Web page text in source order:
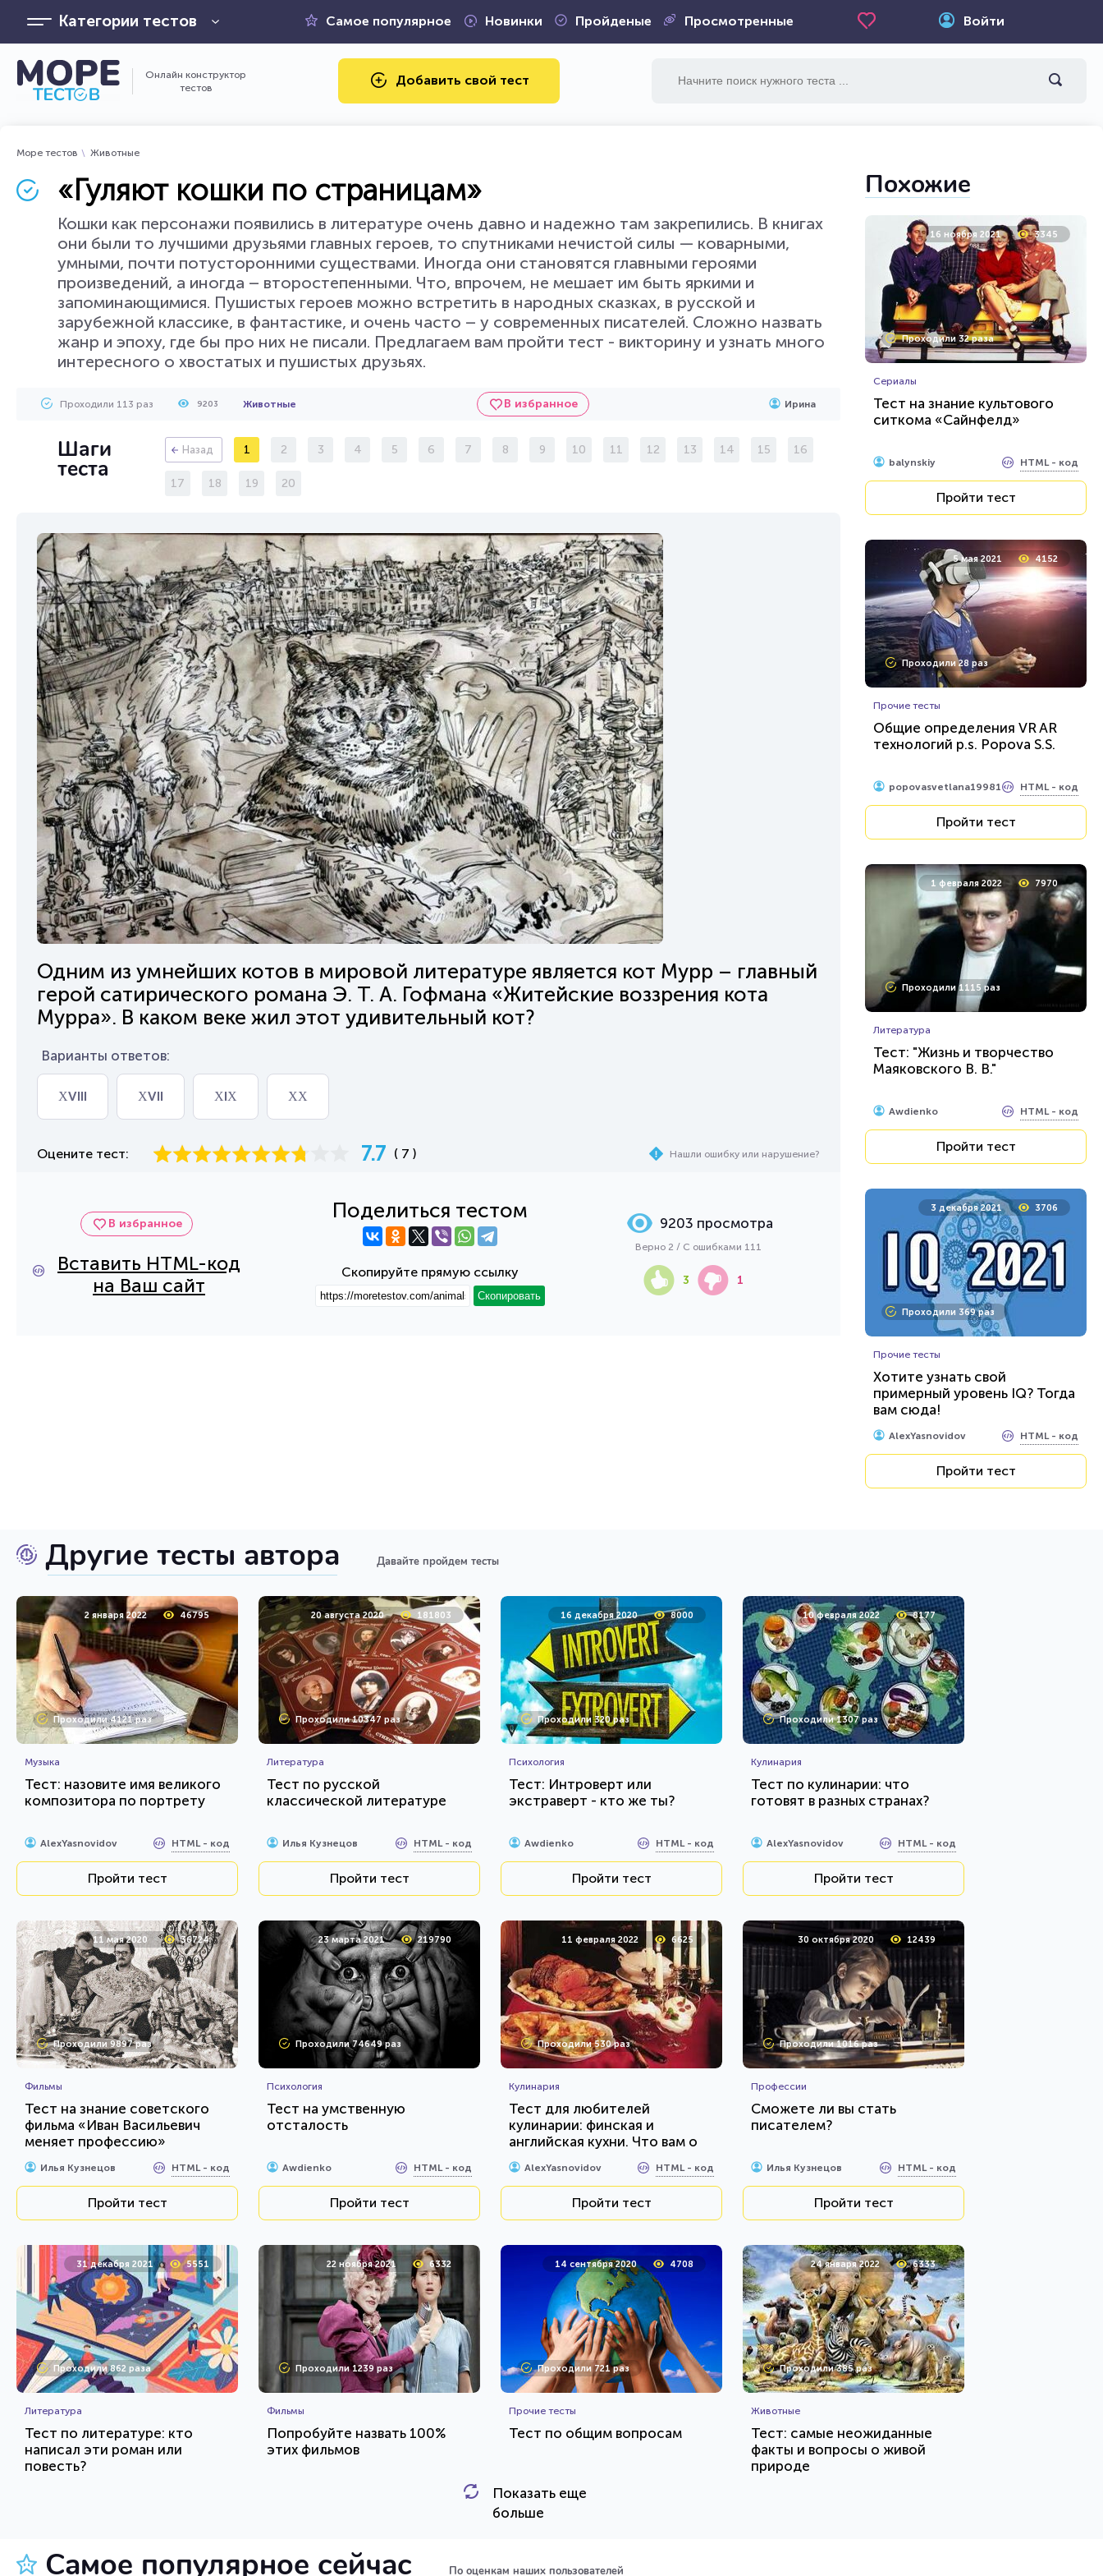
Категории тестов Самое популярное Новинки Пройденые Просмотренные Войти
Онлайн конструктор
тестов
Добавить свой тест
Море тестов Животные
«Гуляют кошки по страницам»
Кошки как персонажи появились в литературе очень давно и надежно там закрепились. В книгах
они были то лучшими друзьями главных героев, то спутниками нечистой силы — коварными,
умными, почти потусторонними существами. Иногда они становятся главными героями
произведений, а иногда – второстепенными. Что, впрочем, не мешает им быть яркими и
запоминающимися. Пушистых героев можно встретить в народных сказках, в русской и
зарубежной классике, в фантастике, и очень часто – у современных писателей. Сложно назвать
жанр и эпоху, где бы про них не писали. Предлагаем вам пройти тест - викторину и узнать много
интересного о хвостатых и пушистых друзьях.
Проходили 113 раз 9203 Животные В избранное Ирина
Шаги
теста
Назад 1 2 3 4 5 6 7 8 9 10 11 12 13 14 15 16
17 18 19 20
Одним из умнейших котов в мировой литературе является кот Мурр – главный
герой сатирического романа Э. Т. А. Гофмана «Житейские воззрения кота
Мурра». В каком веке жил этот удивительный кот?
Варианты ответов:
ΧVІІІ ΧVІІ ΧІΧ ΧΧ
Оцените тест: 7.7 ( 7 ) Нашли ошибку или нарушение?
В избранное
Вставить HTML-код
на Ваш сайт
Поделиться тестом
Скопируйте прямую ссылку
Скопировать
9203 просмотра
Верно 2 / С ошибками 111
3 1
Похожие
16 ноября 2021 3345
Проходили 32 раза
Сериалы
Тест на знание культового
ситкома «Сайнфелд»
balynskiy HTML - код
Пройти тест
5 мая 2021 4152
Проходили 28 раз
Прочие тесты
Общие определения VR AR
технологий p.s. Popova S.S.
popovasvetlana19981 HTML - код
Пройти тест
1 февраля 2022 7970
Проходили 1115 раз
Литература
Тест: "Жизнь и творчество
Маяковского В. В."
Awdienko HTML - код
Пройти тест
3 декабря 2021 3706
Проходили 369 раз
Прочие тесты
Хотите узнать свой
примерный уровень IQ? Тогда
вам сюда!
AlexYasnovidov HTML - код
Пройти тест
Другие тесты автора Давайте пройдем тесты
2 января 2022 46795
Проходили 4121 раз
Музыка
Тест: назовите имя великого
композитора по портрету
AlexYasnovidov HTML - код
Пройти тест
20 августа 2020 181803
Проходили 10347 раз
Литература
Тест по русской
классической литературе
Илья Кузнецов HTML - код
Пройти тест
16 декабря 2020 8000
Проходили 320 раз
Психология
Тест: Интроверт или
экстраверт - кто же ты?
Awdienko HTML - код
Пройти тест
10 февраля 2022 8177
Проходили 1307 раз
Кулинария
Тест по кулинарии: что
готовят в разных странах?
AlexYasnovidov HTML - код
Пройти тест
11 мая 2020 36724
Проходили 9897 раз
Фильмы
Тест на знание советского
фильма «Иван Васильевич
меняет профессию»
Илья Кузнецов HTML - код
Пройти тест
23 марта 2021 219790
Проходили 74649 раз
Психология
Тест на умственную
отсталость
Awdienko HTML - код
Пройти тест
11 февраля 2022 6625
Проходили 530 раз
Кулинария
Тест для любителей
кулинарии: финская и
английская кухни. Что вам о
них известно?
AlexYasnovidov HTML - код
Пройти тест
30 октября 2020 12439
Проходили 1016 раз
Профессии
Сможете ли вы стать
писателем?
Илья Кузнецов HTML - код
Пройти тест
31 декабря 2021 5551
Проходили 862 раза
Литература
Тест по литературе: кто
написал эти роман или
повесть?
22 ноября 2021 6332
Проходили 1239 раз
Фильмы
Попробуйте назвать 100%
этих фильмов
HTML - код
14 сентября 2020 4708
Проходили 721 раз
Прочие тесты
Тест по общим вопросам
Илья Кузнецов
24 января 2022 6333
Проходили 385 раз
Животные
Тест: самые неожиданные
факты и вопросы о живой
природе
Показать еще
больше
Самое популярное сейчас По оценкам наших пользователей